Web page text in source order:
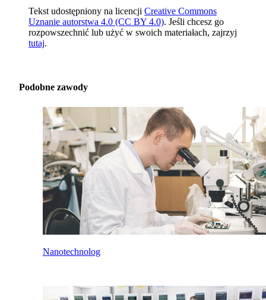
Tekst udostępniony na licencji Creative Commons
Uznanie autorstwa 4.0 (CC BY 4.0). Jeśli chcesz go
rozpowszechnić lub użyć w swoich materiałach, zajrzyj
tutaj.
Podobne zawody
Nanotechnolog